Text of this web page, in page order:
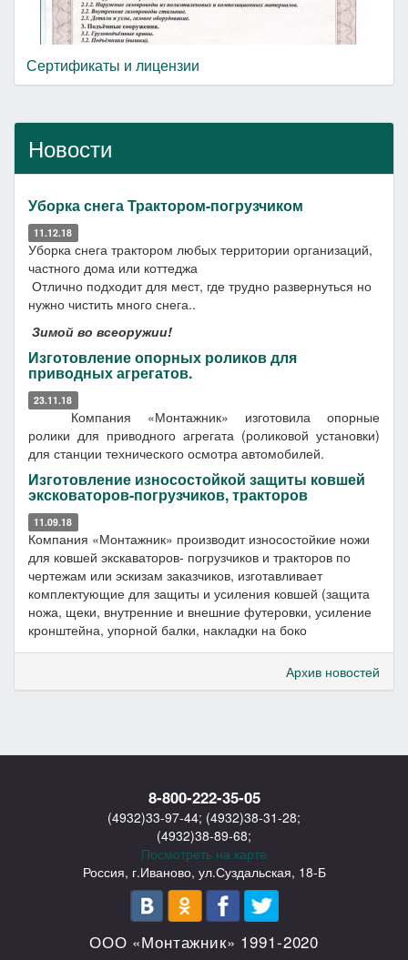
Сертификаты и лицензии
Новости
Уборка снега Трактором-погрузчиком
11.12.18
Уборка снега трактором любых территории организаций,
частного дома или коттеджа
Отлично подходит для мест, где трудно развернуться но
нужно чистить много снега..
Зимой во всеоружии!
Изготовление опорных роликов для
приводных агрегатов.
23.11.18
Компания «Монтажник» изготовила опорные
ролики для приводного агрегата (роликовой установки)
для станции технического осмотра автомобилей.
Изготовление износостойкой защиты ковшей
эксковаторов-погрузчиков, тракторов
11.09.18
Компания «Монтажник» производит износостойкие ножи
для ковшей экскаваторов- погрузчиков и тракторов по
чертежам или эскизам заказчиков, изготавливает
комплектующие для защиты и усиления ковшей (защита
ножа, щеки, внутренние и внешние футеровки, усиление
кронштейна, упорной балки, накладки на боко
Архив новостей
8-800-222-35-05
(4932)33-97-44; (4932)38-31-28;
(4932)38-89-68;
Посмотреть на карте
Россия, г.Иваново, ул.Суздальская, 18-Б
ООО «Монтажник» 1991-2020